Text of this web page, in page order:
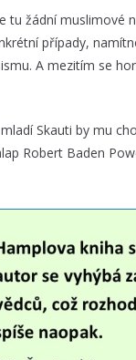
tu žádní muslimové
případy,
A mezitím se
Skauti by mu
Robert Baden